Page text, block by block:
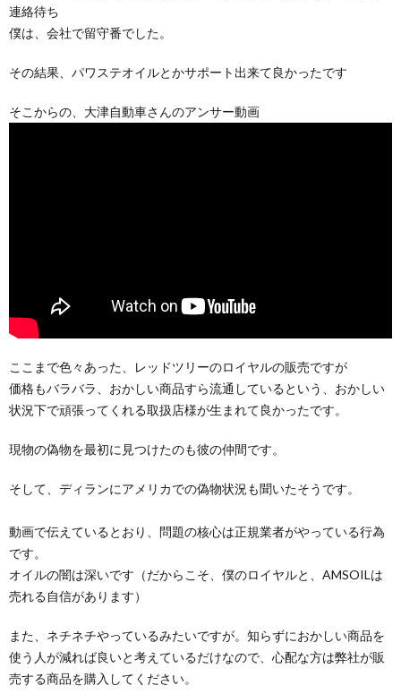
連絡待ち
僕は、会社で留守番でした。
その結果、パワステオイルとかサポート出来て良かったです
そこからの、大津自動車さんのアンサー動画
ここまで色々あった、レッドツリーのロイヤルの販売ですが
価格もバラバラ、おかしい商品すら流通しているという、おかしい
状況下で頑張ってくれる取扱店様が生まれて良かったです。
現物の偽物を最初に見つけたのも彼の仲間です。
そして、ディランにアメリカでの偽物状況も聞いたそうです。
動画で伝えているとおり、問題の核心は正規業者がやっている行為
です。
オイルの闇は深いです（だからこそ、僕のロイヤルと、AMSOILは
売れる自信があります）
また、ネチネチやっているみたいですが。知らずにおかしい商品を
使う人が減れば良いと考えているだけなので、心配な方は弊社が販
売する商品を購入してください。